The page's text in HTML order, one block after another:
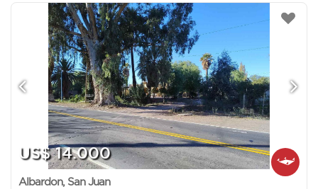
US$ 14.000
Albardon, San Juan